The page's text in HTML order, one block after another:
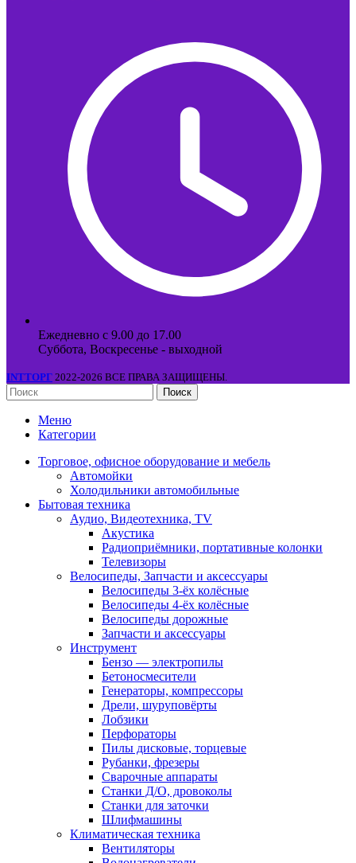
Ежедневно с 9.00 до 17.00
Суббота, Воскресенье - выходной
INTТОРГ 2022-2026 ВСЕ ПРАВА ЗАЩИЩЕНЫ.
Поиск
Меню
Категории
Торговое, офисное оборудование и мебель
Автомойки
Холодильники автомобильные
Бытовая техника
Аудио, Видеотехника, TV
Акустика
Радиоприёмники, портативные колонки
Телевизоры
Велосипеды, Запчасти и аксессуары
Велосипеды 3-ёх колёсные
Велосипеды 4-ёх колёсные
Велосипеды дорожные
Запчасти и аксессуары
Инструмент
Бензо — электропилы
Бетоносмесители
Генераторы, компрессоры
Дрели, шуруповёрты
Лобзики
Перфораторы
Пилы дисковые, торцевые
Рубанки, фрезеры
Сварочные аппараты
Станки Д/О, дровоколы
Станки для заточки
Шлифмашины
Климатическая техника
Вентиляторы